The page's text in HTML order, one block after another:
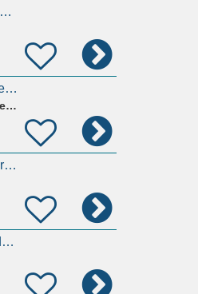
Medizinische Fachangestellte (m/w/d) MVZ Augenzentrum Ammerland
Ausbildung zur/zum Medizinischen Fachangestellten (m/w/d)
Orthopädie im Zentrum Dres. med. Christof Melcher, Stephen Alof
Medizinischer Fachangestellter (m/w/d) / MFA für die Endoskopie
Premium Medizinischer Fachangestellter (m/w/d) / MFA für unsere Zentralambulanz